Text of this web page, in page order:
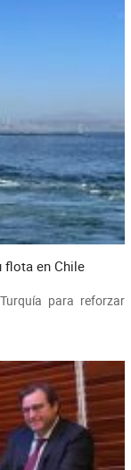
flota en Chile
para reforzar